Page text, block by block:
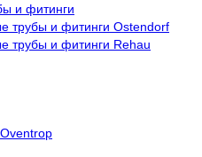
и фитинги
трубы и фитинги Ostendorf
трубы и фитинги Rehau